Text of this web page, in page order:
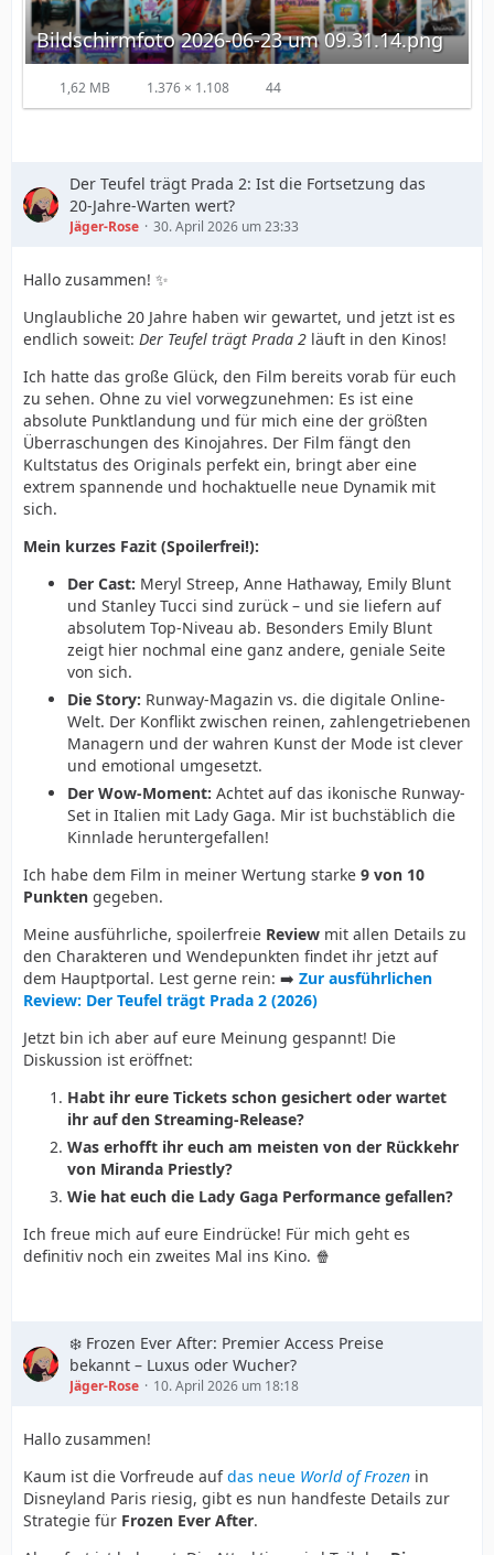
Bildschirmfoto 2026-06-23 um 09.31.14.png
1,62 MB 1.376 × 1.108 44
Der Teufel trägt Prada 2: Ist die Fortsetzung das
20-Jahre-Warten wert?
Jäger-Rose 30. April 2026 um 23:33
Hallo zusammen! ✨
Unglaubliche 20 Jahre haben wir gewartet, und jetzt ist es
endlich soweit: Der Teufel trägt Prada 2 läuft in den Kinos!
Ich hatte das große Glück, den Film bereits vorab für euch
zu sehen. Ohne zu viel vorwegzunehmen: Es ist eine
absolute Punktlandung und für mich eine der größten
Überraschungen des Kinojahres. Der Film fängt den
Kultstatus des Originals perfekt ein, bringt aber eine
extrem spannende und hochaktuelle neue Dynamik mit
sich.
Mein kurzes Fazit (Spoilerfrei!):
Der Cast: Meryl Streep, Anne Hathaway, Emily Blunt
und Stanley Tucci sind zurück – und sie liefern auf
absolutem Top-Niveau ab. Besonders Emily Blunt
zeigt hier nochmal eine ganz andere, geniale Seite
von sich.
Die Story: Runway-Magazin vs. die digitale Online-
Welt. Der Konflikt zwischen reinen, zahlengetriebenen
Managern und der wahren Kunst der Mode ist clever
und emotional umgesetzt.
Der Wow-Moment: Achtet auf das ikonische Runway-
Set in Italien mit Lady Gaga. Mir ist buchstäblich die
Kinnlade heruntergefallen!
Ich habe dem Film in meiner Wertung starke 9 von 10
Punkten gegeben.
Meine ausführliche, spoilerfreie Review mit allen Details zu
den Charakteren und Wendepunkten findet ihr jetzt auf
dem Hauptportal. Lest gerne rein: ➡️ Zur ausführlichen
Review: Der Teufel trägt Prada 2 (2026)
Jetzt bin ich aber auf eure Meinung gespannt! Die
Diskussion ist eröffnet:
Habt ihr eure Tickets schon gesichert oder wartet
ihr auf den Streaming-Release?
Was erhofft ihr euch am meisten von der Rückkehr
von Miranda Priestly?
Wie hat euch die Lady Gaga Performance gefallen?
Ich freue mich auf eure Eindrücke! Für mich geht es
definitiv noch ein zweites Mal ins Kino. 🍿
❄️ Frozen Ever After: Premier Access Preise
bekannt – Luxus oder Wucher?
Jäger-Rose 10. April 2026 um 18:18
Hallo zusammen!
Kaum ist die Vorfreude aufdas neue World of Frozen in
Disneyland Paris riesig, gibt es nun handfeste Details zur
Strategie für Frozen Ever After.